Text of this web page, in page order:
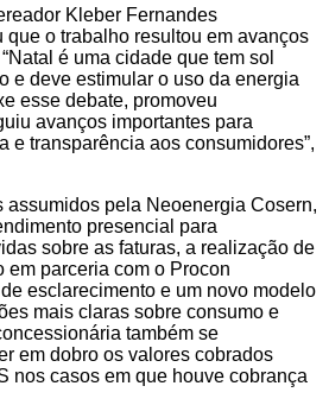
Kleber Fernandes
que o trabalho resultou em avanços
é uma cidade que tem sol
e deve estimular o uso da energia
esse debate, promoveu
avanços importantes para
e transparência aos consumidores”,
assumidos pela Neoenergia Cosern,
presencial para
sobre as faturas, a realização de
em parceria com o Procon
esclarecimento e um novo modelo
mais claras sobre consumo e
também se
em dobro os valores cobrados
nos casos em que houve cobrança